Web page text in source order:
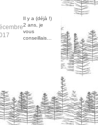
Il y a (déjà !)
2 ans, je
vous
conseillais…